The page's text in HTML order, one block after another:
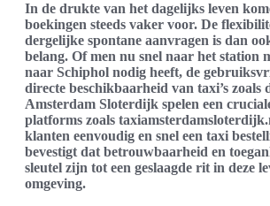
In de drukte van het dagelijks leven
boekingen steeds vaker voor. De
dergelijke spontane aanvragen is dan
belang. Of men nu snel naar het station
naar Schiphol nodig heeft, de
directe beschikbaarheid van taxi’s zoals
Amsterdam Sloterdijk spelen een
platforms zoals
klanten eenvoudig en snel een taxi
bevestigt dat betrouwbaarheid en
sleutel zijn tot een geslaagde rit in deze
omgeving.